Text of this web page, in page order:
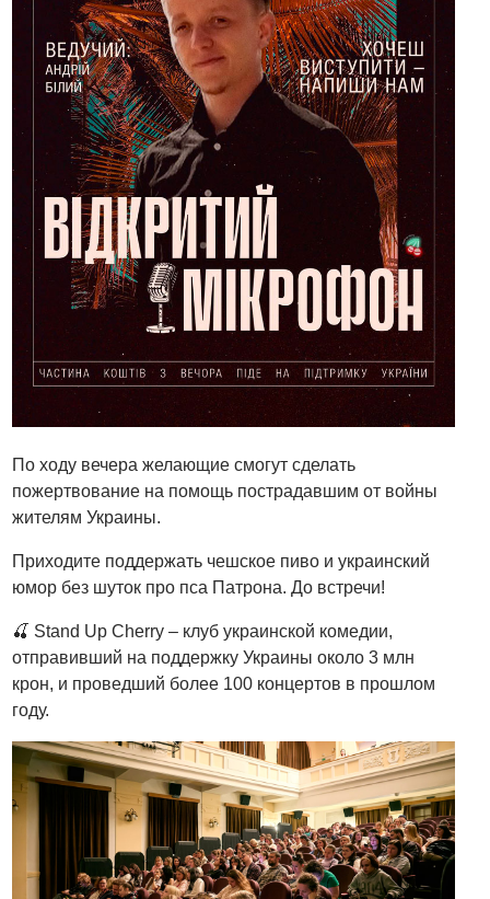
По ходу вечера желающие смогут сделать
пожертвование на помощь пострадавшим от войны
жителям Украины.
Приходите поддержать чешское пиво и украинский
юмор без шуток про пса Патрона. До встречи!
🍒 Stand Up Cherry – клуб украинской комедии,
отправивший на поддержку Украины около 3 млн
крон, и проведший более 100 концертов в прошлом
году.